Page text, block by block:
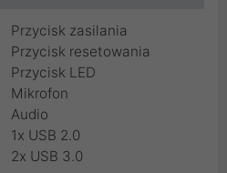
Przycisk zasilania
Przycisk resetowania
Przycisk LED
Mikrofon
Audio
1x USB 2.0
2x USB 3.0